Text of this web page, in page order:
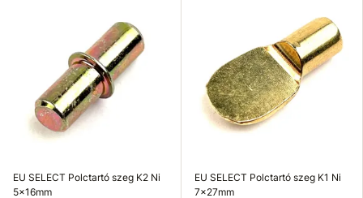
EU SELECT Polctartó szeg K2 Ni
5x16mm
EU SELECT Polctartó szeg K1 Ni
7x27mm